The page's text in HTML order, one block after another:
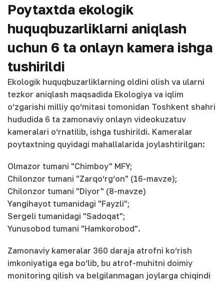
Poytaxtda ekologik
huquqbuzarliklarni aniqlash
uchun 6 ta onlayn kamera ishga
tushirildi
Ekologik huquqbuzarliklarning oldini olish va ularni
tezkor aniqlash maqsadida Ekologiya va iqlim
o‘zgarishi milliy qo‘mitasi tomonidan Toshkent shahri
hududida 6 ta zamonaviy onlayn videokuzatuv
kameralari o‘rnatilib, ishga tushirildi. Kameralar
poytaxtning quyidagi mahallalarida joylashtirilgan:
Olmazor tumani "Chimboy" MFY;
Chilonzor tumani "Zarqo‘rg‘on" (16-mavze);
Chilonzor tumani "Diyor" (8-mavze)
Yangihayot tumanidagi "Fayzli";
Sergeli tumanidagi "Sadoqat";
Yunusobod tumani "Hamkorobod".
Zamonaviy kameralar 360 daraja atrofni ko‘rish
imkoniyatiga ega bo‘lib, bu atrof-muhitni doimiy
monitoring qilish va belgilanmagan joylarga chiqindi